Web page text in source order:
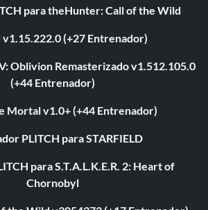
para theHunter: Call of the Wild
(+27 Entrenador)
Oblivion Remasterizado v1.512.105.0
(+44 Entrenador)
Mortal v1.0+ (+44 Entrenador)
PLITCH para STARFIELD
para S.T.A.L.K.E.R. 2: Heart of
Chornobyl